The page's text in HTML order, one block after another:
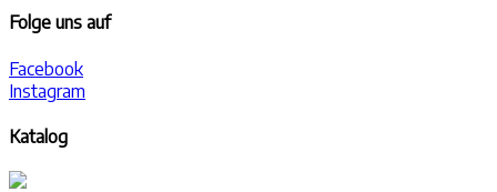
Folge uns auf
Facebook
Instagram
Katalog